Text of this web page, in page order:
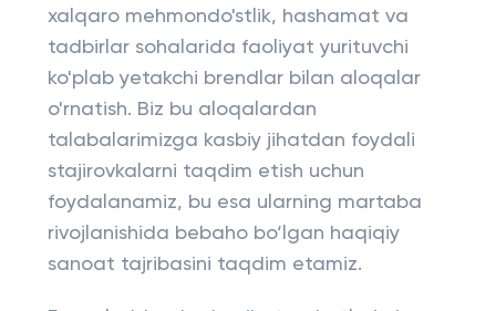
xalqaro mehmondo'stlik, hashamat va
tadbirlar sohalarida faoliyat yurituvchi
ko'plab yetakchi brendlar bilan aloqalar
o'rnatish. Biz bu aloqalardan
talabalarimizga kasbiy jihatdan foydali
stajirovkalarni taqdim etish uchun
foydalanamiz, bu esa ularning martaba
rivojlanishida bebaho bo‘lgan haqiqiy
sanoat tajribasini taqdim etamiz.